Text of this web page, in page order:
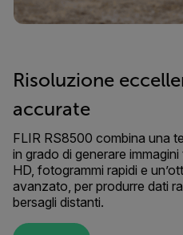
Risoluzione
accurate
FLIR RS8500 combina una
in grado di generare
HD, fotogrammi rapidi e
avanzato, per produrre dati
bersagli distanti.